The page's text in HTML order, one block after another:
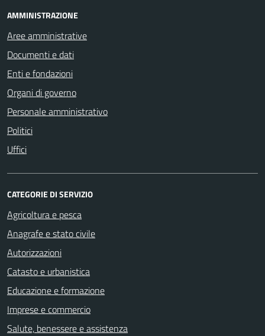
AMMINISTRAZIONE
Aree amministrative
Documenti e dati
Enti e fondazioni
Organi di governo
Personale amministrativo
Politici
Uffici
CATEGORIE DI SERVIZIO
Agricoltura e pesca
Anagrafe e stato civile
Autorizzazioni
Catasto e urbanistica
Educazione e formazione
Imprese e commercio
Salute, benessere e assistenza